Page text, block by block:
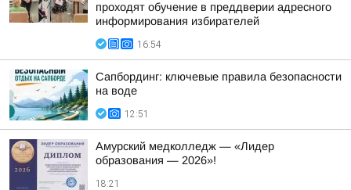
проходят обучение в преддверии адресного
информирования избирателей
16:54
Сапбординг: ключевые правила безопасности
на воде
12:51
Амурский медколледж — «Лидер
образования — 2026»!
18:21